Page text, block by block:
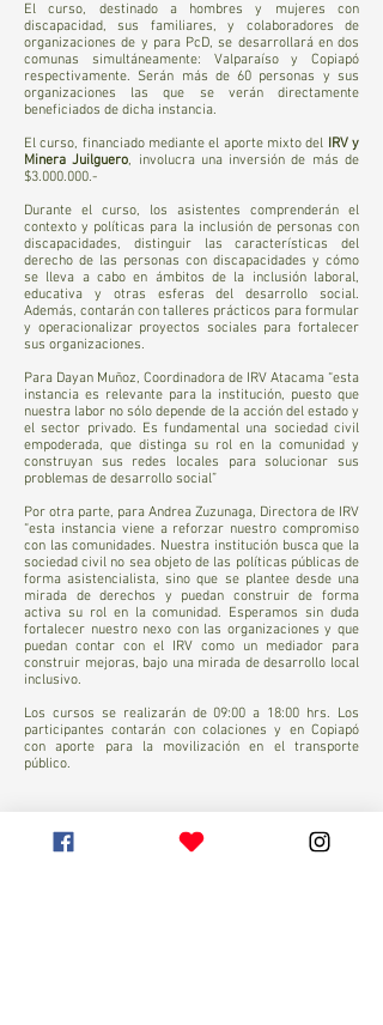
El curso, destinado a hombres y mujeres con
discapacidad, sus familiares, y colaboradores de
organizaciones de y para PcD, se desarrollará en dos
comunas simultáneamente: Valparaíso y Copiapó
respectivamente. Serán más de 60 personas y sus
organizaciones las que se verán directamente
beneficiados de dicha instancia.
El curso, financiado mediante el aporte mixto del IRV y
Minera Juilguero, involucra una inversión de más de
$3.000.000.-
Durante el curso, los asistentes comprenderán el
contexto y políticas para la inclusión de personas con
discapacidades, distinguir las características del
derecho de las personas con discapacidades y cómo
se lleva a cabo en ámbitos de la inclusión laboral,
educativa y otras esferas del desarrollo social.
Además, contarán con talleres prácticos para formular
y operacionalizar proyectos sociales para fortalecer
sus organizaciones.
Para Dayan Muñoz, Coordinadora de IRV Atacama “esta
instancia es relevante para la institución, puesto que
nuestra labor no sólo depende de la acción del estado y
el sector privado. Es fundamental una sociedad civil
empoderada, que distinga su rol en la comunidad y
construyan sus redes locales para solucionar sus
problemas de desarrollo social”
Por otra parte, para Andrea Zuzunaga, Directora de IRV
“esta instancia viene a reforzar nuestro compromiso
con las comunidades. Nuestra institución busca que la
sociedad civil no sea objeto de las políticas públicas de
forma asistencialista, sino que se plantee desde una
mirada de derechos y puedan construir de forma
activa su rol en la comunidad. Esperamos sin duda
fortalecer nuestro nexo con las organizaciones y que
puedan contar con el IRV como un mediador para
construir mejoras, bajo una mirada de desarrollo local
inclusivo.
Los cursos se realizarán de 09:00 a 18:00 hrs. Los
participantes contarán con colaciones y en Copiapó
con aporte para la movilización en el transporte
público.